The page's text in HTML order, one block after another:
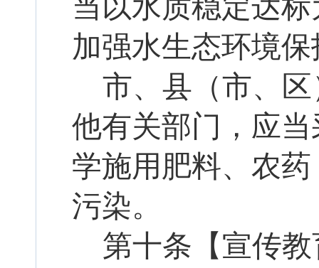
当以水质稳定达
加强水生态环境
市、县（市、
他有关部门，应
学施用肥料、农
污染。
第十条【宣传